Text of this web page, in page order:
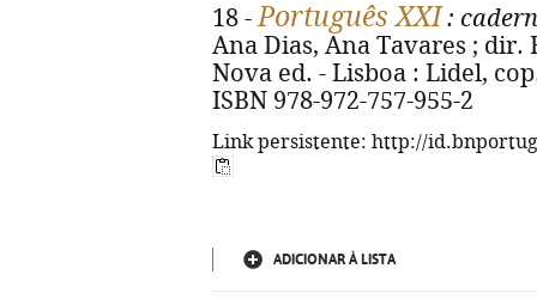
18 -Português XXI :
Ana Dias, Ana Tavares ; dir.
Nova ed. - Lisboa : Lidel,
ISBN 978-972-757-955-2
Link persistente: http://
ADICIONAR À LISTA